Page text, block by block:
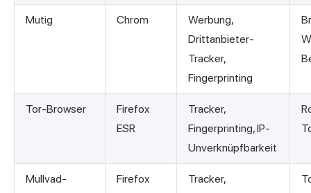
Mutig Chrom
Werbung,
Drittanbieter-
Tracker,
Fingerprinting
Tor-Browser
Firefox
ESR
Tracker,
Fingerprinting, IP-
Unverknüpfbarkeit
Mullvad-
Firefox
Tracker,